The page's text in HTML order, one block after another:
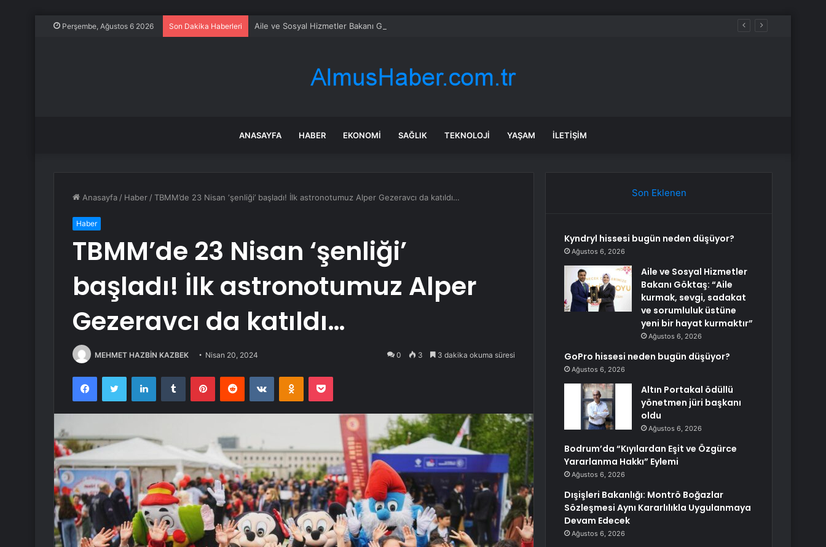
Perşembe, Ağustos 6 2026 Son Dakika Haberleri Aile ve Sosyal Hizmetler Bakanı Göktaş: “Aile kurmak, sevgi, sadakat ve sorumluluk üstüne yeni bir hayat kurmaktır”
ANASAYFA HABER EKONOMI SAĞLIK TEKNOLOJI YAŞAM İLETIŞIM
Anasayfa / Haber /TBMM’de 23 Nisan ‘şenliği’ başladı! İlk astronotumuz Alper Gezeravcı da katıldı…
Haber
TBMM’de 23 Nisan ‘şenliği’
başladı! İlk astronotumuz Alper
Gezeravcı da katıldı…
MEHMET HAZBİN KAZBEK Nisan 20, 2024 0 3 3 dakika okuma süresi
FacebookTwitter LinkedInTumblr PinterestReddit VKontakteOdnoklassniki
Pocket
Son Eklenen
Kyndryl hissesi bugün neden düşüyor?
Ağustos 6, 2026
Aile ve Sosyal Hizmetler
Bakanı Göktaş: “Aile
kurmak, sevgi, sadakat
ve sorumluluk üstüne
yeni bir hayat kurmaktır”
Ağustos 6, 2026
GoPro hissesi neden bugün düşüyor?
Ağustos 6, 2026
Altın Portakal ödüllü
yönetmen jüri başkanı
oldu
Ağustos 6, 2026
Bodrum’da “Kıyılardan Eşit ve Özgürce
Yararlanma Hakkı” Eylemi
Ağustos 6, 2026
Dışişleri Bakanlığı: Montrö Boğazlar
Sözleşmesi Aynı Kararlılıkla Uygulanmaya
Devam Edecek
Ağustos 6, 2026